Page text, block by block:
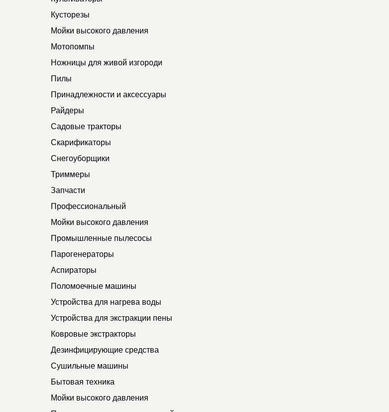
Кусторезы
Мойки высокого давления
Мотопомпы
Ножницы для живой изгороди
Пилы
Принадлежности и аксессуары
Райдеры
Садовые тракторы
Скарификаторы
Снегоуборщики
Триммеры
Запчасти
Профессиональный
Мойки высокого давления
Промышленные пылесосы
Парогенераторы
Аспираторы
Поломоечные машины
Устройства для нагрева воды
Устройства для экстракции пены
Ковровые экстракторы
Дезинфицирующие средства
Сушильные машины
Бытовая техника
Мойки высокого давления